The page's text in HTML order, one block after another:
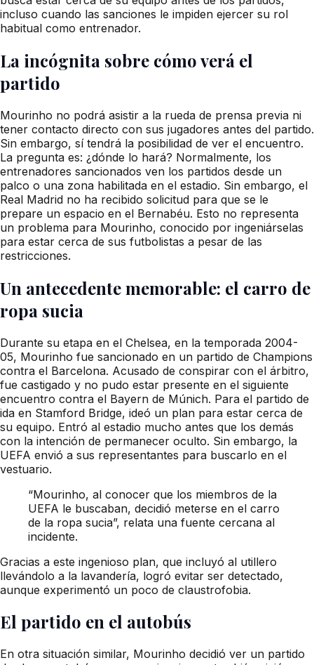
incluso cuando las sanciones le impiden ejercer su rol
habitual como entrenador.
La incógnita sobre cómo verá el
partido
Mourinho no podrá asistir a la rueda de prensa previa ni
tener contacto directo con sus jugadores antes del partido.
Sin embargo, sí tendrá la posibilidad de ver el encuentro.
La pregunta es: ¿dónde lo hará? Normalmente, los
entrenadores sancionados ven los partidos desde un
palco o una zona habilitada en el estadio. Sin embargo, el
Real Madrid no ha recibido solicitud para que se le
prepare un espacio en el Bernabéu. Esto no representa
un problema para Mourinho, conocido por ingeniárselas
para estar cerca de sus futbolistas a pesar de las
restricciones.
Un antecedente memorable: el carro de
ropa sucia
Durante su etapa en el Chelsea, en la temporada 2004-
05, Mourinho fue sancionado en un partido de Champions
contra el Barcelona. Acusado de conspirar con el árbitro,
fue castigado y no pudo estar presente en el siguiente
encuentro contra el Bayern de Múnich. Para el partido de
ida en Stamford Bridge, ideó un plan para estar cerca de
su equipo. Entró al estadio mucho antes que los demás
con la intención de permanecer oculto. Sin embargo, la
UEFA envió a sus representantes para buscarlo en el
vestuario.
“Mourinho, al conocer que los miembros de la
UEFA le buscaban, decidió meterse en el carro
de la ropa sucia”, relata una fuente cercana al
incidente.
Gracias a este ingenioso plan, que incluyó al utillero
llevándolo a la lavandería, logró evitar ser detectado,
aunque experimentó un poco de claustrofobia.
El partido en el autobús
En otra situación similar, Mourinho decidió ver un partido